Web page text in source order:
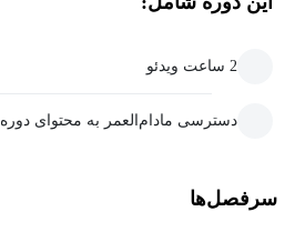
2 ساعت ویدئو
دسترسی مادام‌العمر به محتوای دوره
سرفصل‌ها